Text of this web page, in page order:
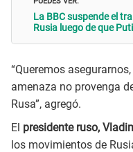
La BBC suspende el
Rusia luego de que
“Queremos
amenaza no provenga
Rusa”, agregó.
El presidente ruso,
los movimientos de